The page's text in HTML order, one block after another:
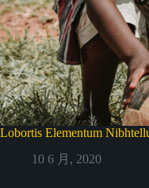
Lobortis Elementum
10 6 月, 2020